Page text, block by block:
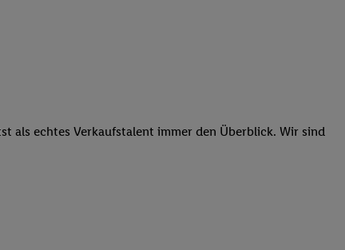
als echtes Verkaufstalent immer den Überblick. Wir sind